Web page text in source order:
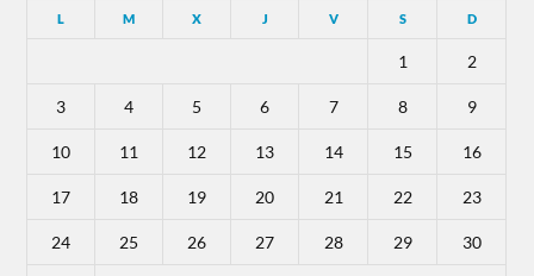
L M X J V S D
1 2
3 4 5 6 7 8 9
10 11 12 13 14 15 16
17 18 19 20 21 22 23
24 25 26 27 28 29 30